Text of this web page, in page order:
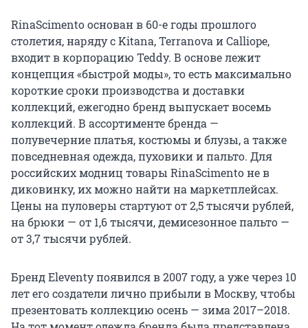
RinaScimento основан в 60-е годы прошлого
столетия, наряду с Kitana, Terranova и Calliope,
входит в корпорацию Teddy. В основе лежит
концепция «быстрой моды», то есть максимально
короткие сроки производства и доставки
коллекций, ежегодно бренд выпускает восемь
коллекций. В ассортименте бренда —
полувечерние платья, костюмы и блузы, а также
повседневная одежда, пуховики и пальто. Для
российских модниц товары RinaScimento не в
диковинку, их можно найти на маркетплейсах.
Цены на пуловеры стартуют от 2,5 тысячи рублей,
на брюки — от 1,6 тысячи, демисезонное пальто —
от 3,7 тысячи рублей.
Бренд Eleventy появился в 2007 году, а уже через 10
лет его создатели лично прибыли в Москву, чтобы
презентовать коллекцию осень — зима 2017–2018.